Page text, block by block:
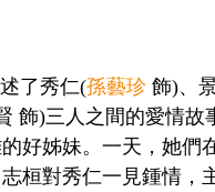
了秀仁(孫藝珍飾)、
飾)三人之間的愛情故
好姊妹。一天，她們
桓對秀仁一見鍾情，